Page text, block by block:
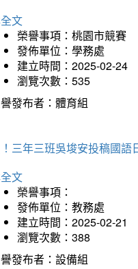
文
榮譽事項：桃園市競賽
發佈單位：學務處
建立時間：2025-02-24
瀏覽次數：535
發布者：體育組
三年三班吳埈安投稿國語
文
榮譽事項：
發佈單位：教務處
建立時間：2025-02-21
瀏覽次數：388
發布者：設備組